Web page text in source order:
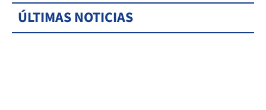
ÚLTIMAS NOTICIAS